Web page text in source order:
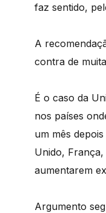
faz sentido,
A
contra de
É o caso da
nos países
um mês
Unido,
aumentarem
Argumento